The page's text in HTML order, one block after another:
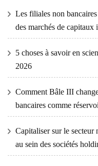
Les filiales non
des marchés de capitaux
5 choses à savoir en
2026
Comment Bâle III
bancaires comme
Capitaliser sur le secteur
au sein des sociétés